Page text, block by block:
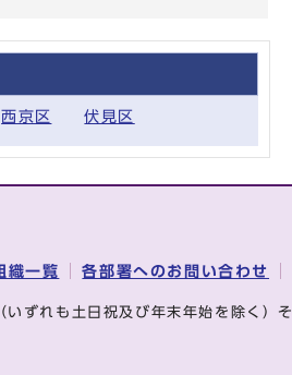
西京区 伏見区
織一覧 各部署へのお問い合わせ
いずれも土日祝及び年末年始を除く）そ